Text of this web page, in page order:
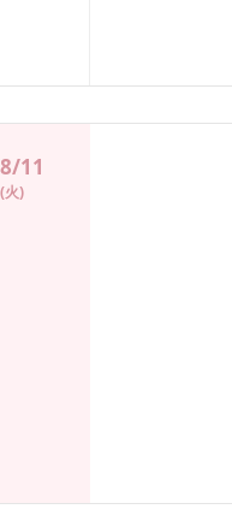
8/11
(火)